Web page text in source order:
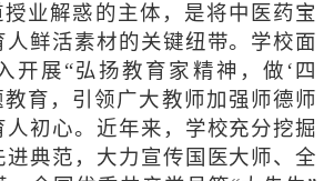
业解惑的主体，是将中医药宝
人鲜活素材的关键纽带。学校面
开展“弘扬教育家精神，做‘四
教育，引领广大教师加强师德师
人初心。近年来，学校充分挖掘
进典范，大力宣传国医大师、全